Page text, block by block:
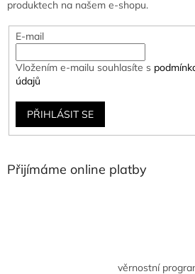
produktech na našem e-shopu.
E-mail
Vložením e-mailu souhlasíte s
údajů
PŘIHLÁSIT SE
Přijímáme online platby
věrnostní